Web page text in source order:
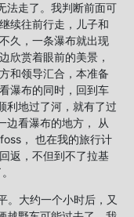
法走了。我判断前面可
续往前行走，儿子和
久，一条瀑布就出现
欣赏着眼前的美景，
和领导汇合，本准备
瀑布的同时，回到车
利地过了河，就有了过
边看瀑布的地方， 从
， 也在我的旅行计
返，不但到不了拉基
。大约一个小时后，又